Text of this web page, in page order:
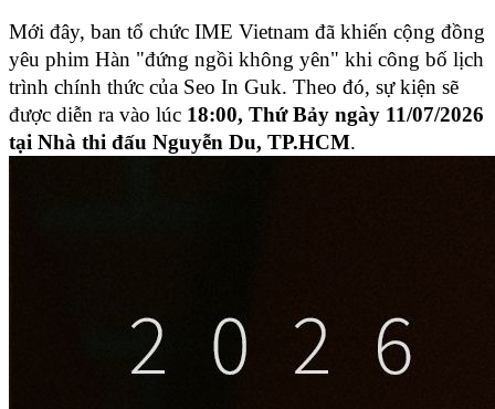
Mới đây, ban tổ chức IME Vietnam đã khiến cộng đồng
yêu phim Hàn "đứng ngồi không yên" khi công bố lịch
trình chính thức của Seo In Guk. Theo đó, sự kiện sẽ
được diễn ra vào lúc 18:00, Thứ Bảy ngày 11/07/2026
tại Nhà thi đấu Nguyễn Du, TP.HCM.